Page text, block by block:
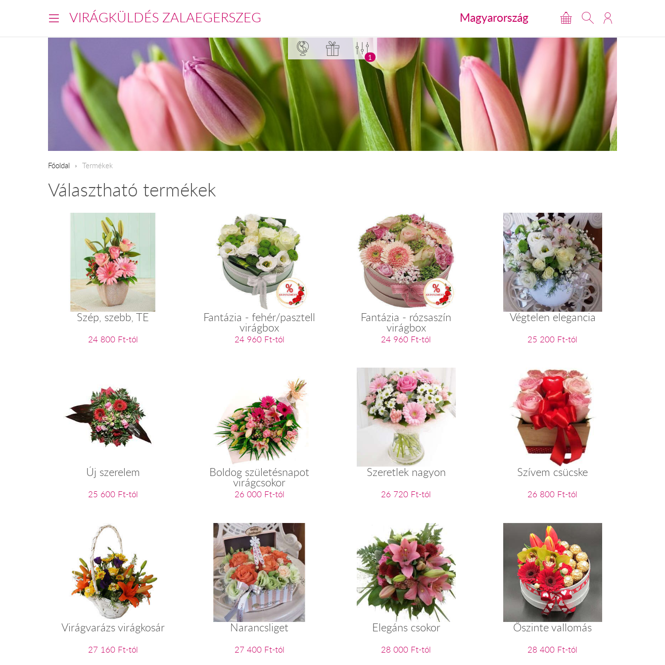
VIRÁGKÜLDÉS ZALAEGERSZEG Magyarország
1
Főoldal Termékek
Választható termékek
Szép, szebb, TE
24 800 Ft-tól
Fantázia - fehér/pasztell
virágbox
24 960 Ft-tól
Fantázia - rózsaszín
virágbox
24 960 Ft-tól
Végtelen elegancia
25 200 Ft-tól
Új szerelem
25 600 Ft-tól
Boldog születésnapot
virágcsokor
26 000 Ft-tól
Szeretlek nagyon
26 720 Ft-tól
Szívem csücske
26 800 Ft-tól
Virágvarázs virágkosár
27 160 Ft-tól
Narancsliget
27 400 Ft-tól
Elegáns csokor
28 000 Ft-tól
Őszinte vallomás
28 400 Ft-tól